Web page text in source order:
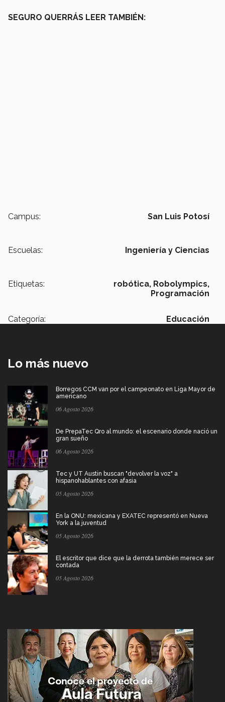
SEGURO QUERRÁS LEER TAMBIÉN:
Campus: San Luis Potosí
Escuelas: Ingeniería y Ciencias
Etiquetas: robótica, Robolympics,
Programación
Categoría: Educación
Lo más nuevo
Borregos CCM van por el campeonato en Liga Mayor de
americano
06 Agosto 2026
De PrepaTec Qro al mundo: el escenario donde nació un
gran sueño
06 Agosto 2026
Tec y UT Austin buscan "devolver la voz" a
hispanohablantes con afasia
05 Agosto 2026
En la ONU: mexicana y EXATEC representó en Nueva
York a la juventud
05 Agosto 2026
El escritor que dice que la derrota también merece ser
contada
05 Agosto 2026